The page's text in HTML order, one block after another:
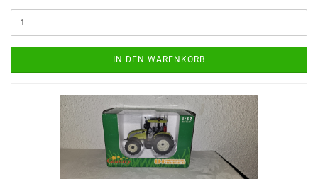
IN DEN WARENKORB